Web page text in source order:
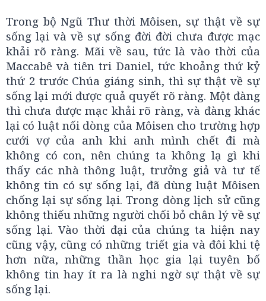
Trong bộ Ngũ Thư thời Môisen, sự thật về sự
sống lại và về sự sống đời đời chưa được mạc
khải rõ ràng. Mãi về sau, tức là vào thời của
Maccabê và tiên tri Daniel, tức khoảng thứ kỷ
thứ 2 trước Chúa giáng sinh, thì sự thật về sự
sống lại mới được quả quyết rõ ràng. Một đàng
thì chưa được mạc khải rõ ràng, và đàng khác
lại có luật nối dòng của Môisen cho trường hợp
cưới vợ của anh khi anh mình chết đi mà
không có con, nên chúng ta không lạ gì khi
thấy các nhà thông luật, trưởng giả và tư tế
không tin có sự sống lại, đã dùng luật Môisen
chống lại sự sống lại. Trong dòng lịch sử cũng
không thiếu những người chối bỏ chân lý về sự
sống lại. Vào thời đại của chúng ta hiện nay
cũng vậy, cũng có những triết gia và đôi khi tệ
hơn nữa, những thần học gia lại tuyên bố
không tin hay ít ra là nghi ngờ sự thật về sự
sống lại.